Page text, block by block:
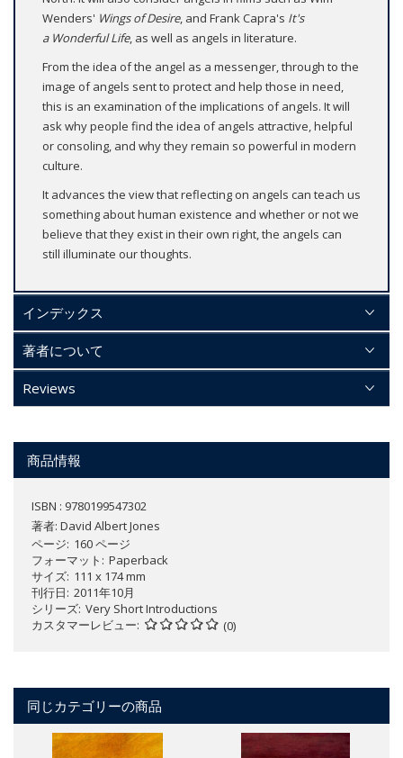
Wenders' Wings of Desire, and Frank Capra's It's
a Wonderful Life, as well as angels in literature.
From the idea of the angel as a messenger, through to the
image of angels sent to protect and help those in need,
this is an examination of the implications of angels. It will
ask why people find the idea of angels attractive, helpful
or consoling, and why they remain so powerful in modern
culture.
It advances the view that reflecting on angels can teach us
something about human existence and whether or not we
believe that they exist in their own right, the angels can
still illuminate our thoughts.
インデックス
著者について
Reviews
商品情報
ISBN : 9780199547302
著者: David Albert Jones
ページ 160 ページ
フォーマット
Paperback
サイズ 111 x 174 mm
刊行日 2011年10月
シリーズ Very Short Introductions
カスタマーレビュー
(0)
同じカテゴリーの商品